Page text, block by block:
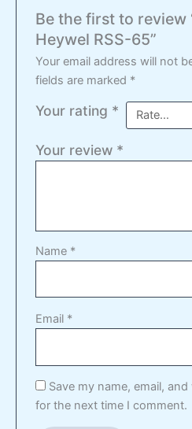
Be the first to review
Heywel RSS-65”
Your email address will not
fields are marked *
Your rating *
Your review *
Name *
Email *
Save my name, email,
for the next time I comment.